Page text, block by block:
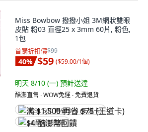
Miss Bowbow 撥撥小姐 3M網狀雙眼
皮貼 粉03 直徑25 x 3mm 60片, 粉色,
1包
首購折扣價$99
40% $59 ($59.00/1個)
明天 8/10 (一) 預計送達
酷澎直售 ∙ WOW免運 ∙ 免費退貨
满 $1,500 再省 $75 (王道卡)
$4 酷澎幣回饋